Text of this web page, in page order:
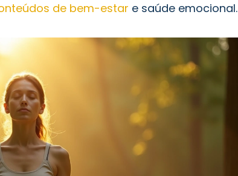
de bem-estar e saúde emocional.